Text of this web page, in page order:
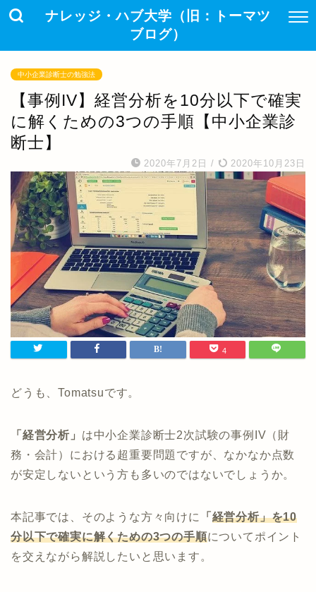
ナレッジ・ハブ大学（旧：トーマツ
ブログ）
中小企業診断士の勉強法
【事例IV】経営分析を10分以下で確実
に解くための3つの手順【中小企業診
断士】
2020年7月2日 / 2020年10月23日
4
どうも、Tomatsuです。
「経営分析」 は中小企業診断士2次試験の事例IV（財
務・会計）における超重要問題ですが、なかなか点数
が安定しないという方も多いのではないでしょうか。
本記事では、そのような方々向けに 「 経営分析」を10
分以下で確実に解くための3つの手順についてポイント
を交えながら解説したいと思います。